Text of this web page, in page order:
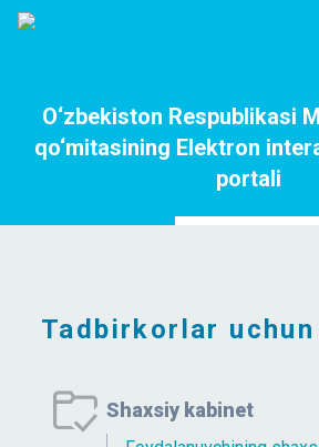
O‘zbekiston Respublikasi
qo‘mitasining Elektron
portali
Tadbirkorlar
Shaxsiy kabinet